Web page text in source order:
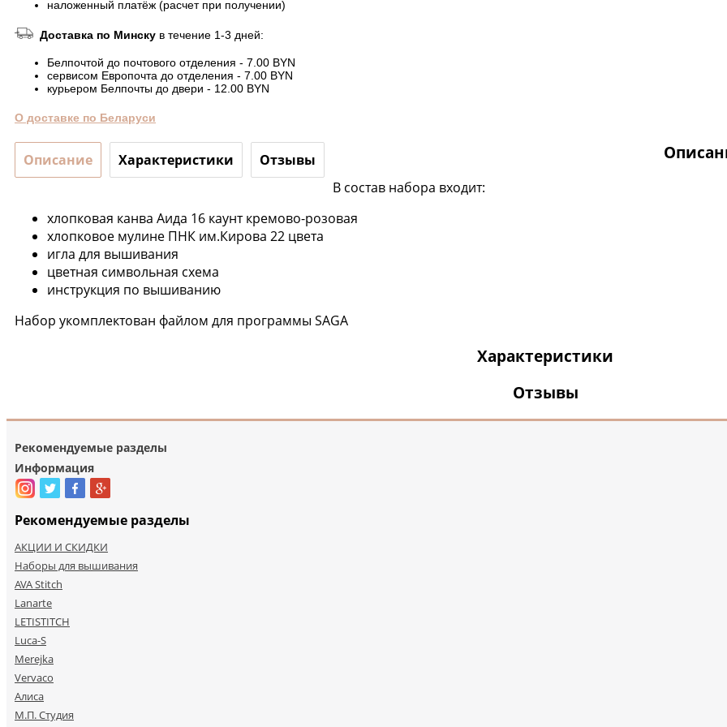
наложенный платёж (расчет при получении)
Доставка по Минску в течение 1-3 дней:
Белпочтой до почтового отделения - 7.00 BYN
сервисом Европочта до отделения - 7.00 BYN
курьером Белпочты до двери - 12.00 BYN
О доставке по Беларуси
Описание Характеристики Отзывы
В состав набора входит:
хлопковая канва Аида 16 каунт кремово-розовая
хлопковое мулине ПНК им.Кирова 22 цвета
игла для вышивания
цветная символьная схема
инструкция по вышиванию
Набор укомплектован файлом для программы SAGA
Характеристики
Отзывы
Рекомендуемые разделы
Информация
Рекомендуемые разделы
АКЦИИ И СКИДКИ
Наборы для вышивания
AVA Stitch
Lanarte
LETISTITCH
Luca-S
Merejka
Vervaco
Алиса
М.П. Студия